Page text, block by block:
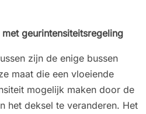
geurintensiteitsregeling
zijn de enige bussen
maat die een vloeiende
mogelijk maken door de
het deksel te veranderen. Het